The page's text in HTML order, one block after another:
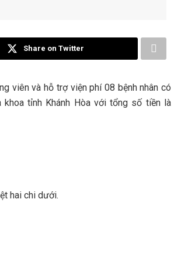
Share on Twitter
viên và hỗ trợ viện phí 08 bệnh nhân có
tỉnh Khánh Hòa với tổng số tiền là
hai chi dưới.